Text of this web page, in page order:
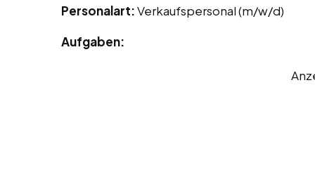
Personalart:Verkaufspersonal (m/w/d)
Aufgaben: